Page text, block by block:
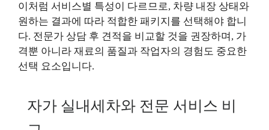
이처럼 서비스별 특성이 다르므로, 차량 내장 상태와
원하는 결과에 따라 적합한 패키지를 선택해야 합니
다. 전문가 상담 후 견적을 비교할 것을 권장하며, 가
격뿐 아니라 재료의 품질과 작업자의 경험도 중요한
선택 요소입니다.
자가 실내세차와 전문 서비스 비